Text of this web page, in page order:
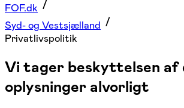
FOF.dk
Syd- og Vestsjælland
Privatlivspolitik
Vi tager beskyttelsen af
oplysninger alvorligt